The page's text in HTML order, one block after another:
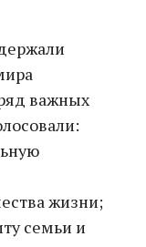
важных
жизни;
семьи и